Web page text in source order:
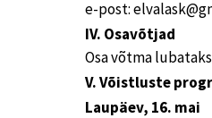
e-post:
IV. Osavõtjad
Osa võtma
V. Võistluste
Laupäev, 16. mai